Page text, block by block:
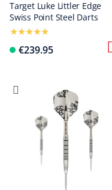
Target Luke Littler Edge
Swiss Point Steel Darts
€239.95